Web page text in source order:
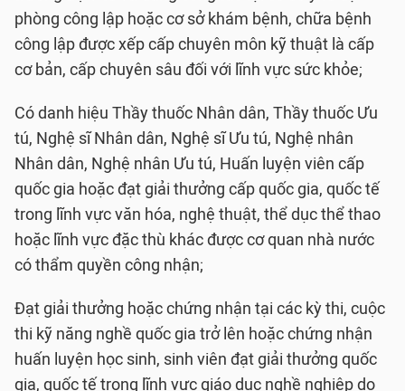
phòng công lập hoặc cơ sở khám bệnh, chữa bệnh
công lập được xếp cấp chuyên môn kỹ thuật là cấp
cơ bản, cấp chuyên sâu đối với lĩnh vực sức khỏe;
Có danh hiệu Thầy thuốc Nhân dân, Thầy thuốc Ưu
tú, Nghệ sĩ Nhân dân, Nghệ sĩ Ưu tú, Nghệ nhân
Nhân dân, Nghệ nhân Ưu tú, Huấn luyện viên cấp
quốc gia hoặc đạt giải thưởng cấp quốc gia, quốc tế
trong lĩnh vực văn hóa, nghệ thuật, thể dục thể thao
hoặc lĩnh vực đặc thù khác được cơ quan nhà nước
có thẩm quyền công nhận;
Đạt giải thưởng hoặc chứng nhận tại các kỳ thi, cuộc
thi kỹ năng nghề quốc gia trở lên hoặc chứng nhận
huấn luyện học sinh, sinh viên đạt giải thưởng quốc
gia, quốc tế trong lĩnh vực giáo dục nghề nghiệp do